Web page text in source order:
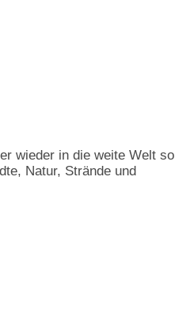
wieder in die weite Welt so
Natur, Strände und